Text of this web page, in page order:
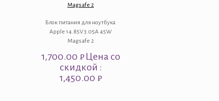
Magsafe 2
Блок питания для ноутбука
Apple 14.85V 3.05A 45W
Magsafe 2
1,700.00 ₽Цена со
скидкой :
1,450.00 ₽